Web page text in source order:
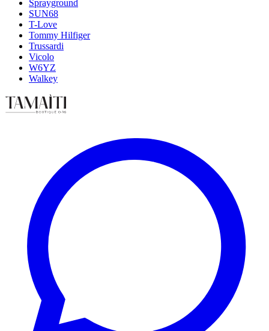
Sprayground
SUN68
T-Love
Tommy Hilfiger
Trussardi
Vicolo
W6YZ
Walkey